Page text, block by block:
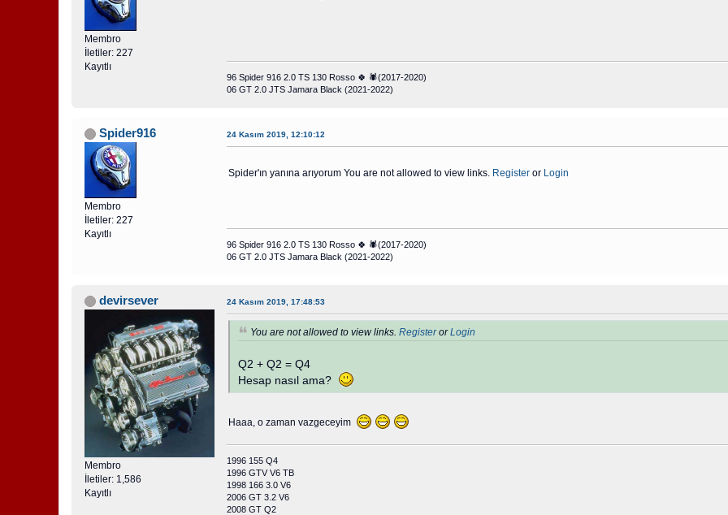
Membro
İletiler: 227
Kayıtlı
96 Spider 916 2.0 TS 130 Rosso 🍀 🕷(2017-2020)
06 GT 2.0 JTS Jamara Black (2021-2022)
Spider916
Membro
İletiler: 227
Kayıtlı
24 Kasım 2019, 12:10:12
Spider'ın yanına arıyorum You are not allowed to view links. Register or Login
96 Spider 916 2.0 TS 130 Rosso 🍀 🕷(2017-2020)
06 GT 2.0 JTS Jamara Black (2021-2022)
devirsever
Membro
İletiler: 1,586
Kayıtlı
24 Kasım 2019, 17:48:53
You are not allowed to view links. RegisterorLogin
Q2 + Q2 = Q4
Hesap nasıl ama?
Haaa, o zaman vazgeceyim
1996 155 Q4
1996 GTV V6 TB
1998 166 3.0 V6
2006 GT 3.2 V6
2008 GT Q2